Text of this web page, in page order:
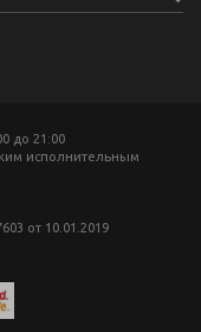
до 21:00
исполнительным
от 10.01.2019